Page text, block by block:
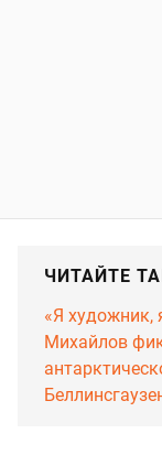
ЧИТАЙТЕ
«Я художник,
Михайлов